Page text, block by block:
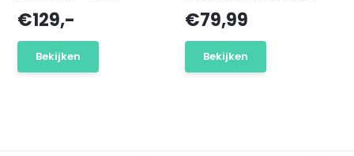
€129,-
Bekijken
€79,99
Bekijken